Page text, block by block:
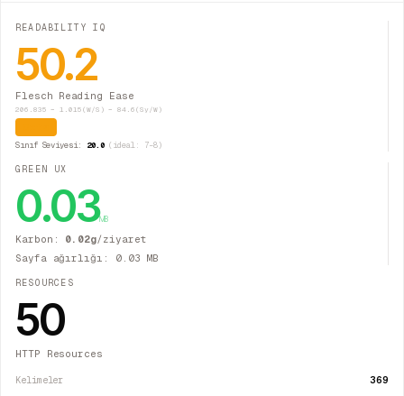
READABILITY IQ
50.2
Flesch Reading Ease
206.835 − 1.015(W/S) − 84.6(Sy/W)
Sınıf Seviyesi: 20.0(ideal: 7–8)
GREEN UX
0.03MB
Karbon: 0.02g/ziyaret
Sayfa ağırlığı: 0.03 MB
RESOURCES
50
HTTP Resources
Kelimeler 369